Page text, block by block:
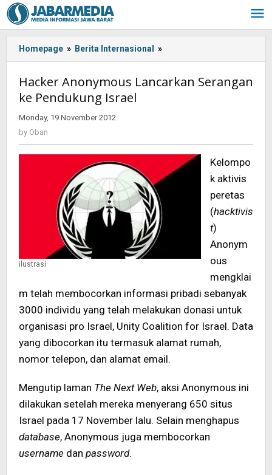
Skip
to
content
Homepage » Berita Internasional »
Anonymous
Serangan
Hacker Anonymous Lancarkan Serangan
ke Pendukung Israel
Monday, 19 November 2012
by Oban
ilustrasi
Kelompo
k aktivis
peretas
(hacktivis
t)
Anonym
ous
mengklai
m telah membocorkan informasi pribadi sebanyak
3000 individu yang telah melakukan donasi untuk
organisasi pro Israel, Unity Coalition for Israel. Data
yang dibocorkan itu termasuk alamat rumah,
nomor telepon, dan alamat email.
Mengutip laman The Next Web, aksi Anonymous ini
dilakukan setelah mereka menyerang 650 situs
Israel pada 17 November lalu. Selain menghapus
database, Anonymous juga membocorkan
username dan password.